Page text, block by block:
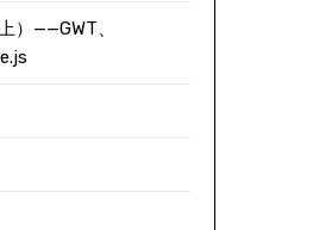
）——GWT、